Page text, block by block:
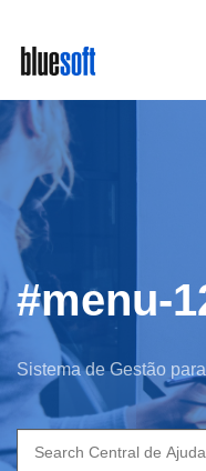
main
content
#menu-
Sistema de Gestão
Search